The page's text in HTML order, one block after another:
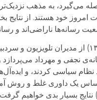
می‌گیرد، به مذهب
خود هستند. از
پس از صحبت‌های نجفی در همایش، تورج فرازمند
نجفی و مهرداد
نظام سیاسى کردند، و
یک داورى غلط و روش